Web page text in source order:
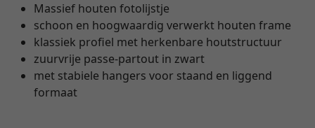
Massief houten fotolijstje
schoon en hoogwaardig verwerkt houten frame
klassiek profiel met herkenbare houtstructuur
zuurvrije passe-partout in zwart
met stabiele hangers voor staand en liggend
formaat